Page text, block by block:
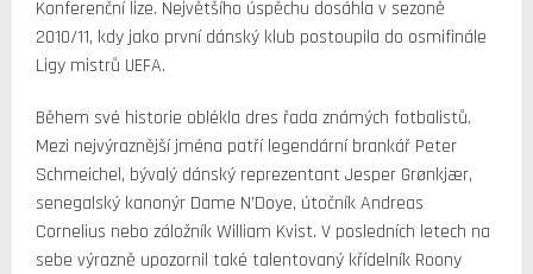
Konferenční lize. Největšího úspěchu dosáhla v sezoně
2010/11, kdy jako první dánský klub postoupila do osmifinále
Ligy mistrů UEFA.
Během své historie oblékla dres řada známých fotbalistů.
Mezi nejvýraznější jména patří legendární brankář Peter
Schmeichel, bývalý dánský reprezentant Jesper Grønkjær,
senegalský kanonýr Dame N’Doye, útočník Andreas
Cornelius nebo záložník William Kvist. V posledních letech na
sebe výrazně upozornil také talentovaný křídelník Roony